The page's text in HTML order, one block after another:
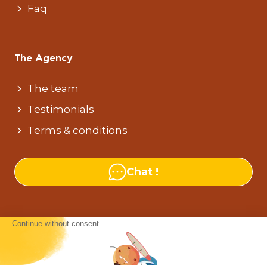
Faq
The Agency
The team
Testimonials
Terms & conditions
Chat !